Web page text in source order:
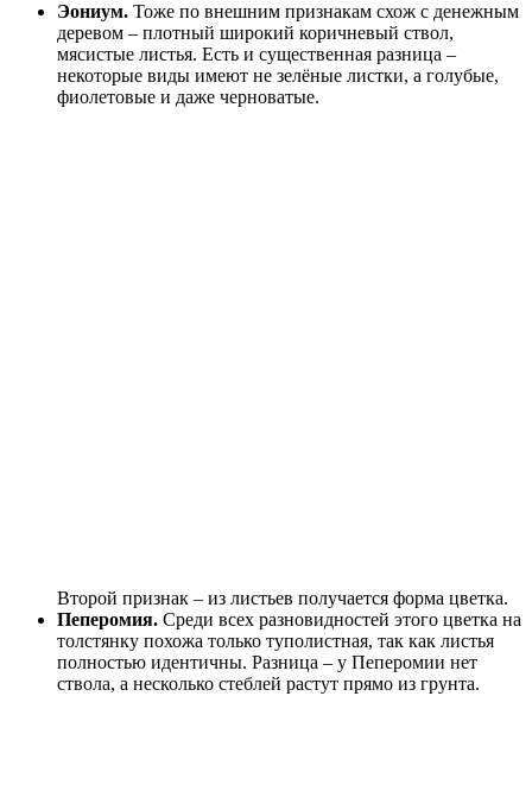
Эониум. Тоже по внешним признакам схож с денежным
деревом – плотный широкий коричневый ствол,
мясистые листья. Есть и существенная разница –
некоторые виды имеют не зелёные листки, а голубые,
фиолетовые и даже черноватые.
Второй признак – из листьев получается форма цветка.
Пеперомия. Среди всех разновидностей этого цветка на
толстянку похожа только туполистная, так как листья
полностью идентичны. Разница – у Пеперомии нет
ствола, а несколько стеблей растут прямо из грунта.